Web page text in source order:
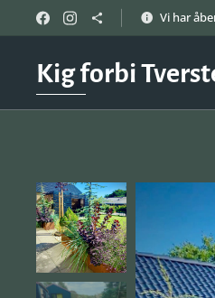
Vi har
Kig forbi